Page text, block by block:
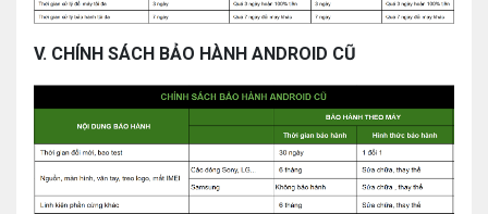
V. CHÍNH SÁCH BẢO HÀNH ANDROID CŨ